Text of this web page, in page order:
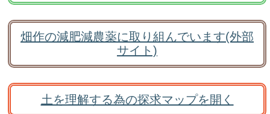
畑作の減肥減農薬に取り組んでいます(外部
サイト)
土を理解する為の探求マップを開く